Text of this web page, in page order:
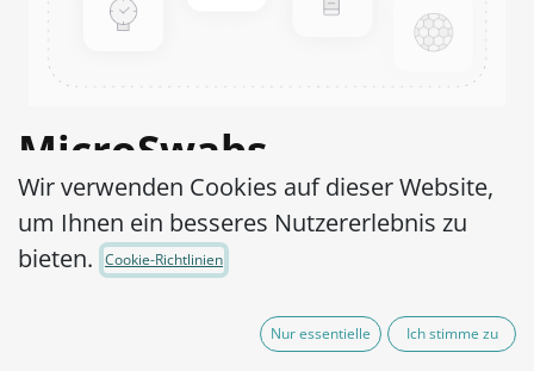
MicroSwabs
Enterococcus faecium
WDCM 00177-ATCC®
MSE0400002
Wir verwenden Cookies auf dieser Website,
um Ihnen ein besseres Nutzererlebnis zu
bieten.
Cookie-Richtlinien
Nur essentielle Ich stimme zu